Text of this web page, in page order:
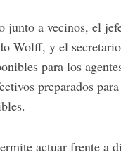
a vecinos, el
Wolff, y el
para los
preparados
actuar frente a